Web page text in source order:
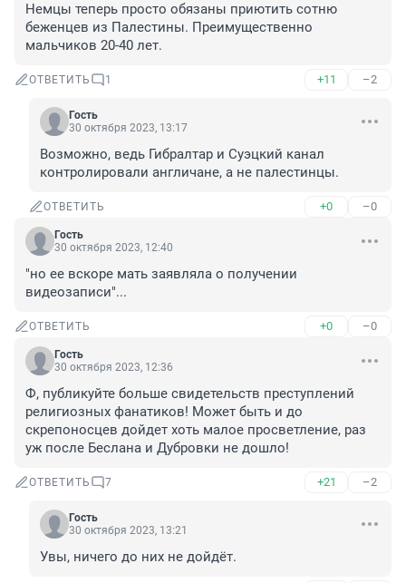
Немцы теперь просто обязаны приютить сотню
беженцев из Палестины. Преимущественно
мальчиков 20-40 лет.
ОТВЕТИТЬ 1 +11 –2
Гость
30 октября 2023, 13:17
Возможно, ведь Гибралтар и Суэцкий канал
контролировали англичане, а не палестинцы.
ОТВЕТИТЬ +0 –0
Гость
30 октября 2023, 12:40
"но ее вскоре мать заявляла о получении
видеозаписи"...
ОТВЕТИТЬ +0 –0
Гость
30 октября 2023, 12:36
Ф, публикуйте больше свидетельств преступлений
религиозных фанатиков! Может быть и до
скрепоносцев дойдет хоть малое просветление, раз
уж после Беслана и Дубровки не дошло!
ОТВЕТИТЬ 7 +21 –2
Гость
30 октября 2023, 13:21
Увы, ничего до них не дойдёт.